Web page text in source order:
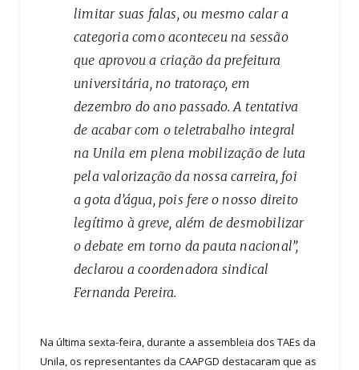
limitar suas falas, ou mesmo calar a
categoria como aconteceu na sessão
que aprovou a criação da prefeitura
universitária, no tratoraço, em
dezembro do ano passado. A tentativa
de acabar com o teletrabalho integral
na Unila em plena mobilização de luta
pela valorização da nossa carreira, foi
a gota d’água, pois fere o nosso direito
legítimo à greve, além de desmobilizar
o debate em torno da pauta nacional”,
declarou a coordenadora sindical
Fernanda Pereira.
Na última sexta-feira, durante a assembleia dos TAEs da
Unila, os representantes da CAAPGD destacaram que as